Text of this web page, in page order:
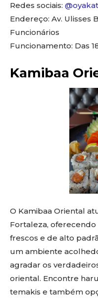
Redes sociais:
Endereço: Av. Ulisses
Funcionários
Funcionamento: Das
Kamibaa
O Kamibaa Oriental
Fortaleza,
frescos e de alto
um ambiente
agradar os
oriental. Encontre
temakis e também